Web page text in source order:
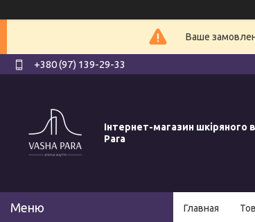
Ваше
+380 (97) 139-29-33
Інтернет-магазин шкіряного
Para
Главная